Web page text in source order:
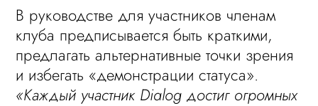
В руководстве для участников членам
клуба предписывается быть краткими,
предлагать альтернативные точки зрения
и избегать «демонстрации статуса».
«Каждый участник Dialog достиг огромных